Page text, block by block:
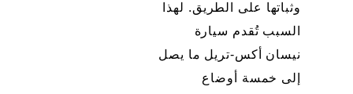
وثباتها على الطريق. لهذا
السبب تُقدم سيارة
نيسان أكس-تريل ما يصل
إلى خمسة أوضاع